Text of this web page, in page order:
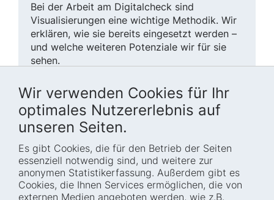
Wir verwenden Cookies für Ihr
optimales Nutzererlebnis auf
unseren Seiten.
Es gibt Cookies, die für den Betrieb der Seiten
essenziell notwendig sind, und weitere zur
anonymen Statistikerfassung. Außerdem gibt es
Cookies, die Ihnen Services ermöglichen, die von
externen Medien angeboten werden, wie z.B.
Bei der Arbeit am Digitalcheck sind
Visualisierungen eine wichtige Me­tho­dik. Wir
erklären, wie sie bereits eingesetzt werden –
und welche weiteren Potenziale wir für sie
sehen.
Digitalcheck Gesetzgebung Methoden